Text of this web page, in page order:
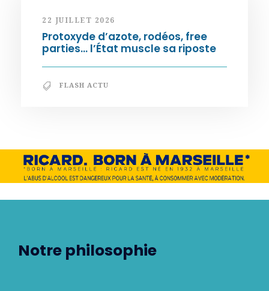
22 JUILLET 2026
Protoxyde d’azote, rodéos, free
parties… l’État muscle sa riposte
FLASH ACTU
Notre philosophie